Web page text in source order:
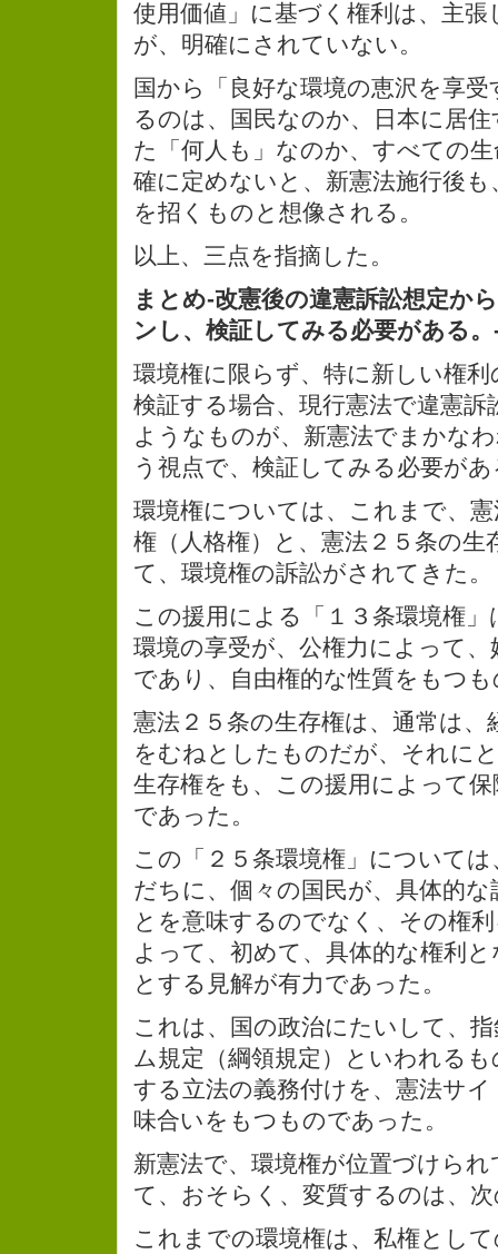
使用価値」に基づく権利は、主
が、明確にされていない。
国から「良好な環境の恵沢を享
るのは、国民なのか、日本に居
た「何人も」なのか、すべての
確に定めないと、新憲法施行後
を招くものと想像される。
以上、三点を指摘した。
まとめ-改憲後の違憲訴訟想定か
ンし、検証してみる必要がある。
環境権に限らず、特に新しい権
検証する場合、現行憲法で違憲
ようなものが、新憲法でまかな
う視点で、検証してみる必要が
環境権については、これまで、
権（人格権）と、憲法２５条の生
て、環境権の訴訟がされてきた。
この援用による「１３条環境権
環境の享受が、公権力によって
であり、自由権的な性質をもつ
憲法２５条の生存権は、通常は、
をむねとしたものだが、それに
生存権をも、この援用によって
であった。
この「２５条環境権」について
だちに、個々の国民が、具体的
とを意味するのでなく、その権
よって、初めて、具体的な権利
とする見解が有力であった。
これは、国の政治にたいして、
ム規定（綱領規定）といわれる
する立法の義務付けを、憲法サ
味合いをもつものであった。
新憲法で、環境権が位置づけら
て、おそらく、変質するのは、
これまでの環境権は、私権とし